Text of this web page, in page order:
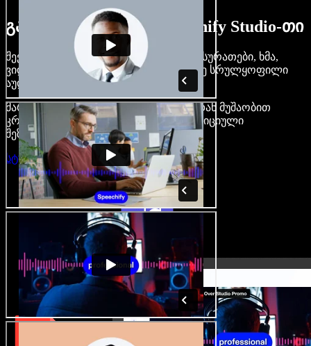
გაიგე, რას შეძლებ Speechify Studio-თი
შექმენი გახმოვანება, დაამატე უფასო სურათები, ხმა,
ვიდეო, დააკლონირე შენი ხმა — ააწყე სრულყოფილი
აუდიო-ვიდეო პროექტები.
მარტივი ინტერფეისით და ბრაუზერიდან მუშაობით
კრეატორები თავისუფლდებიან ტრადიციული
შეზღუდვებისგან.
სტუდიის გახსნა